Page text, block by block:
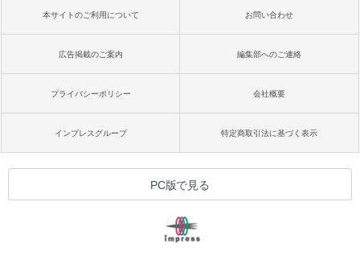
本サイトのご利用について お問い合わせ
広告掲載のご案内 編集部へのご連絡
プライバシーポリシー 会社概要
インプレスグループ 特定商取引法に基づく表示
PC版で見る